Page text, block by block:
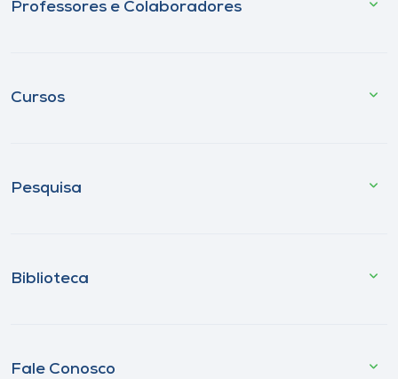
Professores e Colaboradores
Cursos
Pesquisa
Biblioteca
Fale Conosco